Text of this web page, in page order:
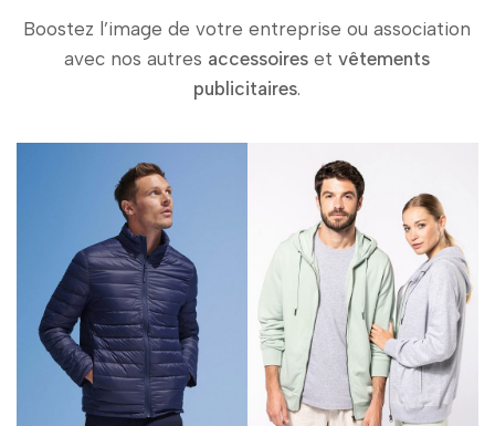
Boostez l’image de votre entreprise ou association
avec nos autres accessoires etvêtements
publicitaires.